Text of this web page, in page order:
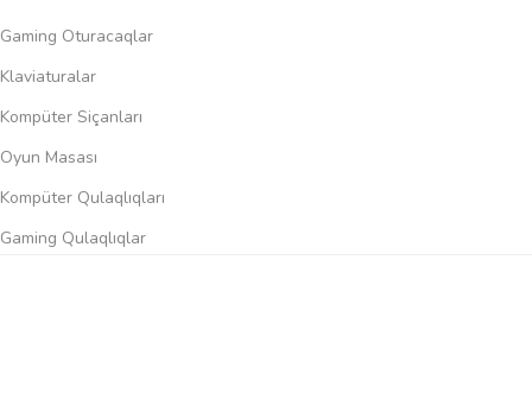
Gaming Oturacaqlar
Klaviaturalar
Kompüter Siçanları
Oyun Masası
Kompüter Qulaqlıqları
Gaming Qulaqlıqlar